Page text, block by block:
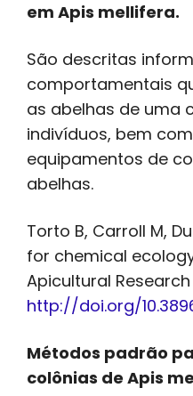
em Apis mellifera.
São descritas
comportamentais
as abelhas de uma
indivíduos, bem
equipamentos de
abelhas.
Torto B, Carroll M,
for chemical
Apicultural Research
http://doi.org/
Métodos padrão
colônias de Apis